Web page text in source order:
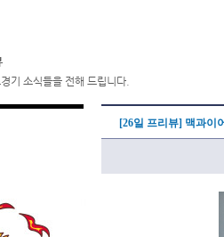
기 소식들을 전해 드립니다.
[26일 프리뷰] 맥과이